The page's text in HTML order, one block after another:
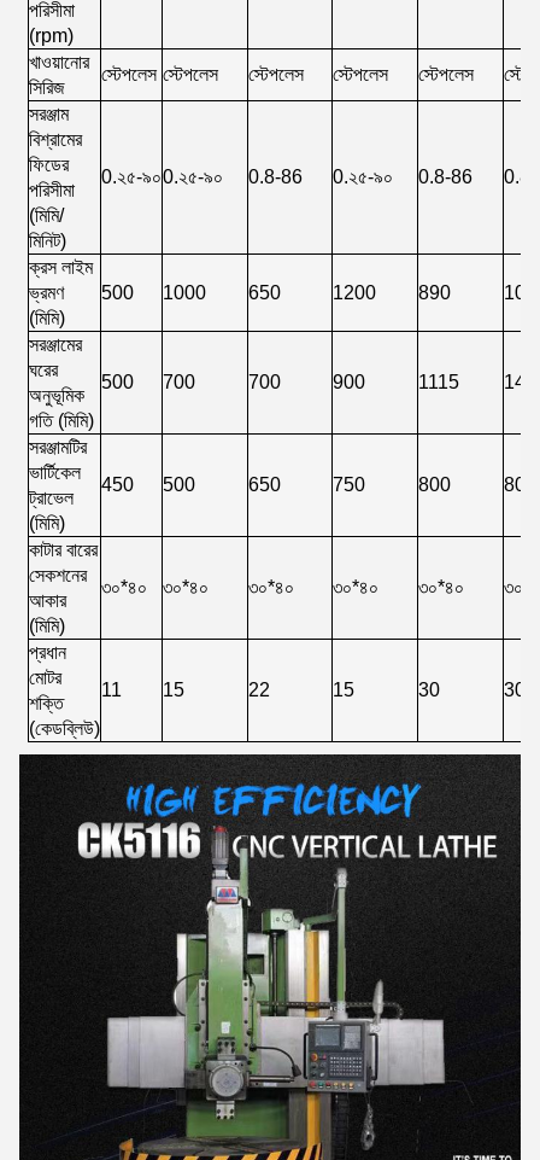
পরিসীমা
(rpm)
খাওয়ানোর
সিরিজ
স্টেপলেস স্টেপলেস স্টেপলেস স্টেপলেস স্টেপলেস
সরঞ্জাম
বিশ্রামের
ফিডের
পরিসীমা
(মিমি/
মিনিট)
0.২৫-৯০0.২৫-৯০ 0.8-86 0.২৫-৯০ 0.8-86
ক্রস লাইম
ভ্রমণ
(মিমি)
500 1000 650 1200 890
সরঞ্জামের
ঘরের
অনুভূমিক
গতি (মিমি)
500 700 700 900 1115
সরঞ্জামটির
ভার্টিকেল
ট্রাভেল
(মিমি)
450 500 650 750 800 800
কাটার বারের
সেকশনের
আকার
(মিমি)
৩০*৪০ ৩০*৪০ ৩০*৪০ ৩০*৪০ ৩০*৪০
প্রধান
মোটর
শক্তি
(কেডব্লিউ)
11 15 22 15 30 30